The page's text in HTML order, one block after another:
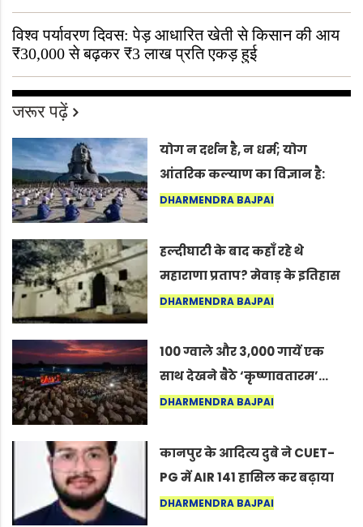
विश्व पर्यावरण दिवस: पेड़ आधारित खेती से किसान की आय
₹30,000 से बढ़कर ₹3 लाख प्रति एकड़ हुई
जरूर पढ़ें
योग न दर्शन है, न धर्म; योग
आंतरिक कल्याण का विज्ञान है:
अंतरराष्ट्रीय योग दिवस 2026 पर
DHARMENDRA BAJPAI
हल्दीघाटी के बाद कहाँ रहे थे
महाराणा प्रताप? मेवाड़ के इतिहास
का वह अनकहा अध्याय जो आज भी
DHARMENDRA BAJPAI
100 ग्वाले और 3,000 गायें एक
साथ देखने बैठे ‘कृष्णावतारम’…
नागपुर में दिखा ऐसा नज़ारा कि
कर सकते हैं”
DHARMENDRA BAJPAI
कानपुर के आदित्य दुबे ने CUET-
PG में AIR 141 हासिल कर बढ़ाया
शहर का मान
DHARMENDRA BAJPAI